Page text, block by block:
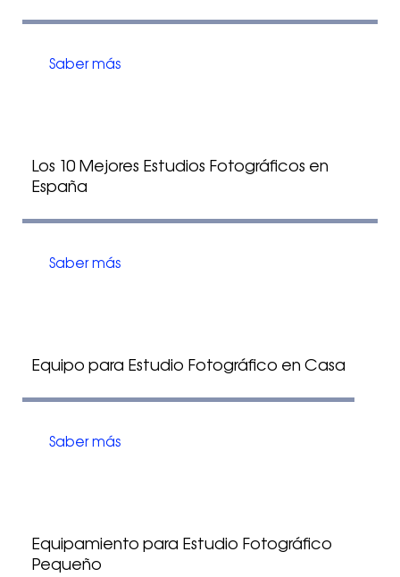
Saber más
Los 10 Mejores Estudios Fotográficos en
España
Saber más
Equipo para Estudio Fotográfico en Casa
Saber más
Equipamiento para Estudio Fotográfico
Pequeño